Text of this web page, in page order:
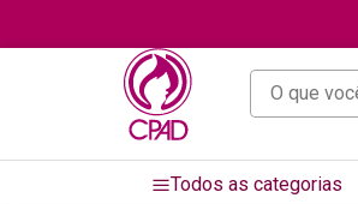
O que você
Todos as categorias